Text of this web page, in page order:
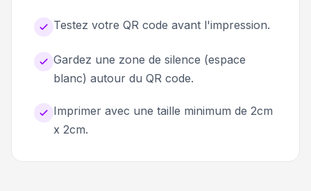
Testez votre QR code avant l'impression.
Gardez une zone de silence (espace
blanc) autour du QR code.
Imprimer avec une taille minimum de 2cm
x 2cm.